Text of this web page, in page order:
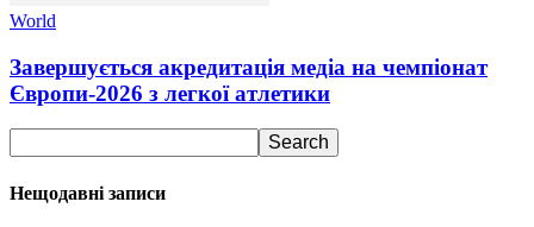
World
Завершується акредитація медіа на чемпіонат
Європи-2026 з легкої атлетики
Нещодавні записи